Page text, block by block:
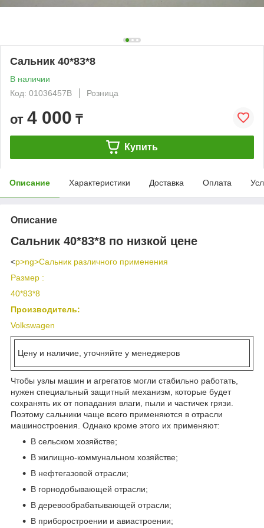
Сальник 40*83*8
В наличии
Код: 01036457B
Розница
от 4 000 ₸
Купить
Описание Характеристики Доставка Оплата
Описание
Сальник 40*83*8 по низкой цене
<p>ng>Сальник различного применения
Размер :
40*83*8
Производитель:
Volkswagen
Цену и наличие, уточняйте у менеджеров
Чтобы узлы машин и агрегатов могли стабильно работать,
нужен специальный защитный механизм, которые будет
сохранять их от попадания влаги, пыли и частичек грязи.
Поэтому сальники чаще всего применяются в отрасли
машиностроения. Однако кроме этого их применяют:
В сельском хозяйстве;
В жилищно-коммунальном хозяйстве;
В нефтегазовой отрасли;
В горнодобывающей отрасли;
В деревообрабатывающей отрасли;
В приборостроении и авиастроении;